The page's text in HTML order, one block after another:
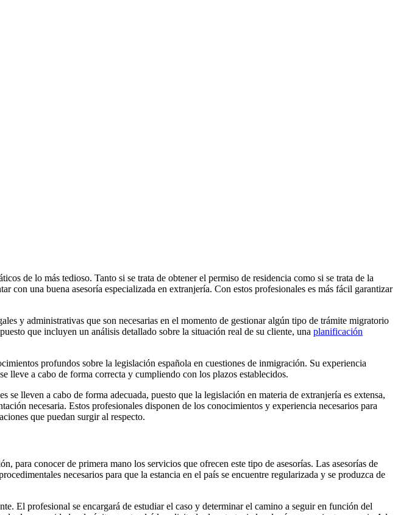
de lo más tedioso. Tanto si se trata de obtener el permiso de residencia como si se trata de la
una buena asesoría especializada en extranjería. Con estos profesionales es más fácil garantizar
y administrativas que son necesarias en el momento de gestionar algún tipo de trámite migratorio
que incluyen un análisis detallado sobre la situación real de su cliente, una planificación
profundos sobre la legislación española en cuestiones de inmigración. Su experiencia
lleve a cabo de forma correcta y cumpliendo con los plazos establecidos.
lleven a cabo de forma adecuada, puesto que la legislación en materia de extranjería es extensa,
necesaria. Estos profesionales disponen de los conocimientos y experiencia necesarios para
que puedan surgir al respecto.
para conocer de primera mano los servicios que ofrecen este tipo de asesorías. Las asesorías de
necesarios para que la estancia en el país se encuentre regularizada y se produzca de
El profesional se encargará de estudiar el caso y determinar el camino a seguir en función del